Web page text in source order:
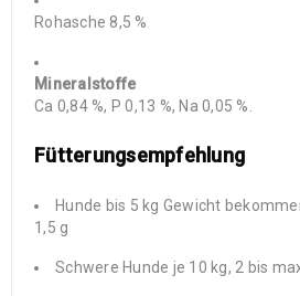
Rohasche 8,5 %
Mineralstoffe
Ca 0,84 %, P 0,13 %, Na 0,05 %.
Fütterungsempfehlung
Hunde bis 5 kg Gewicht
1,5 g
Schwere Hunde je 10 kg, 2 bis